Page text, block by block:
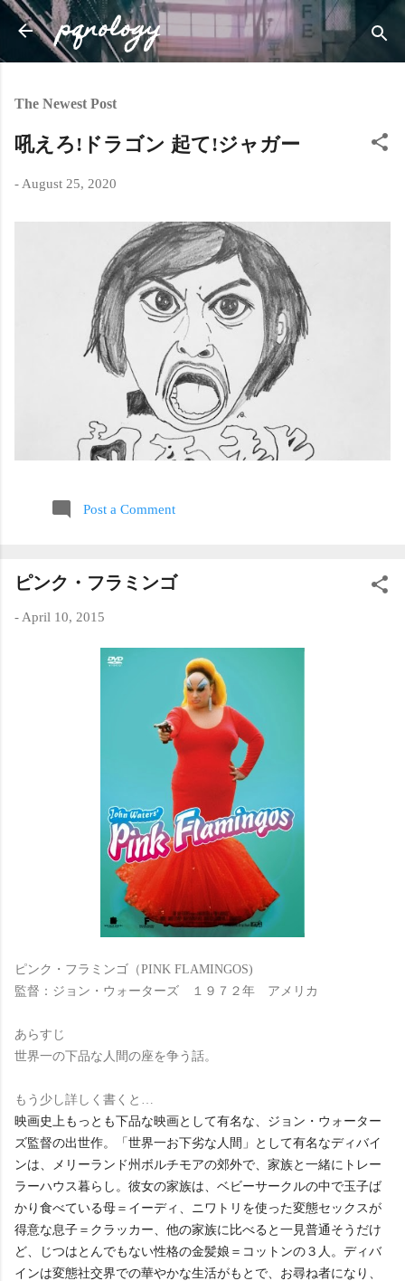
Skip to main content
pqnology
The Newest Post
吼えろ!ドラゴン 起て!ジャガー
- August 25, 2020
Post a Comment
ピンク・フラミンゴ
- April 10, 2015
ピンク・フラミンゴ（PINK FLAMINGOS)
監督：ジョン・ウォーターズ １９７２年 アメリカ
あらすじ
世界一の下品な人間の座を争う話。
もう少し詳しく書くと…
映画史上もっとも下品な映画として有名な、ジョン・ウォーター
ズ監督の出世作。「世界一お下劣な人間」として有名なディバイ
ンは、メリーランド州ボルチモアの郊外で、家族と一緒にトレー
ラーハウス暮らし。彼女の家族は、ベビーサークルの中で玉子ば
かり食べている母＝イーディ、ニワトリを使った変態セックスが
得意な息子＝クラッカー、他の家族に比べると一見普通そうだけ
ど、じつはとんでもない性格の金髪娘＝コットンの３人。ディバ
インは変態社交界での華やかな生活がもとで、お尋ね者になり、